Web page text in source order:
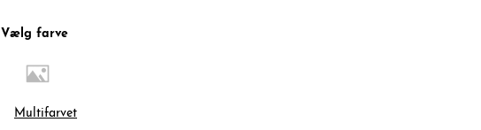
Vælg farve
Multifarvet